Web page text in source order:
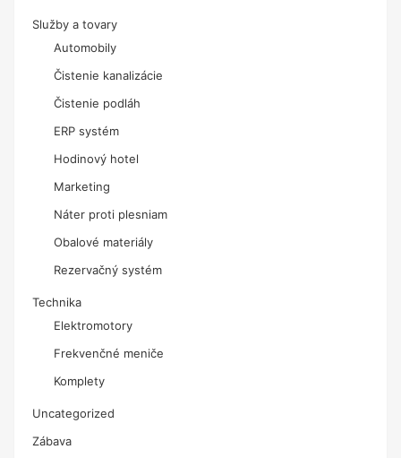
Služby a tovary
Automobily
Čistenie kanalizácie
Čistenie podláh
ERP systém
Hodinový hotel
Marketing
Náter proti plesniam
Obalové materiály
Rezervačný systém
Technika
Elektromotory
Frekvenčné meniče
Komplety
Uncategorized
Zábava